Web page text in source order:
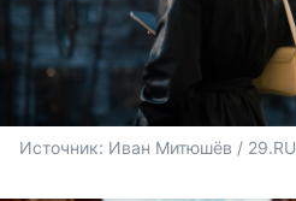
Источник: Иван Митюшёв / 29.RU